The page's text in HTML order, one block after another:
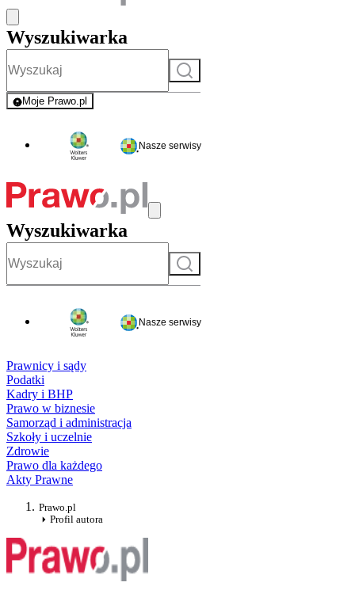
Wyszukiwarka
Szukaj
Moje Prawo.pl
- rejestracja i logowanie do serwisu
Nasze serwisy
Wyszukiwarka
Szukaj
Nasze serwisy
Prawnicy i sądy
Podatki
Kadry i BHP
Prawo w biznesie
Samorząd i administracja
Szkoły i uczelnie
Zdrowie
Prawo dla każdego
Akty Prawne
Prawo.pl
Profil autora